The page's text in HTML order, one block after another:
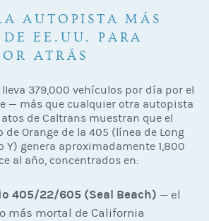
AUTOPISTA MÁS
DE EE.UU. PARA
ATRÁS
379,000 vehículos por día por el
— más que cualquier otra autopista
de Caltrans muestran que el
Orange de la 405 (línea de Long
Y) genera aproximadamente 1,800
al año, concentrados en:
405/22/605 (Seal Beach) — el
más mortal de California